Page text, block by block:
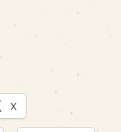
X